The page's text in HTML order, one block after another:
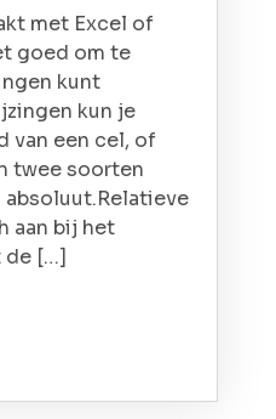
met Excel of
goed om te
kunt
kun je
van een cel, of
twee soorten
aan bij het
de […]